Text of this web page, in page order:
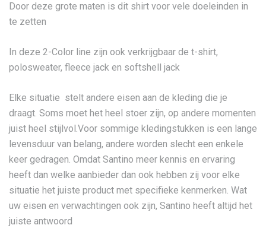
Door deze grote maten is dit shirt voor vele doeleinden in
te zetten
In deze 2-Color line zijn ook verkrijgbaar de t-shirt,
polosweater, fleece jack en softshell jack
Elke situatie stelt andere eisen aan de kleding die je
draagt. Soms moet het heel stoer zijn, op andere momenten
juist heel stijlvol.Voor sommige kledingstukken is een lange
levensduur van belang, andere worden slecht een enkele
keer gedragen. Omdat Santino meer kennis en ervaring
heeft dan welke aanbieder dan ook hebben zij voor elke
situatie het juiste product met specifieke kenmerken. Wat
uw eisen en verwachtingen ook zijn, Santino heeft altijd het
juiste antwoord